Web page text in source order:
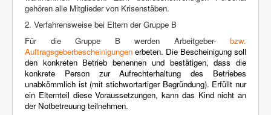
gehören alle Mitglieder von Krisenstäben.
2. Verfahrensweise bei Eltern der Gruppe B
Für die Gruppe B werden Arbeitgeber- bzw.
Auftragsgeberbescheinigungen erbeten. Die Bescheinigung soll
den konkreten Betrieb benennen und bestätigen,dass die
konkrete Person zur Aufrechterhaltung des Betriebes
unabkömmlich ist (mit stichwortartiger Begründung). Erfüllt nur
ein Elternteil dieseVoraussetzungen, kann das Kind nicht an
der Notbetreuung teilnehmen.